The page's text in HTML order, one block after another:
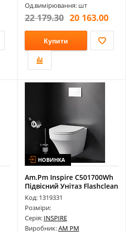
Од.вимірювання: шт
22 179.30 20 163.00
Купити
НОВИНКА
Am.Pm Inspire C501700Wh
Підвісний Унітаз Flashclean
Код: 1319331
Розміри:
Серія: INSPIRE
Виробник:AM PM